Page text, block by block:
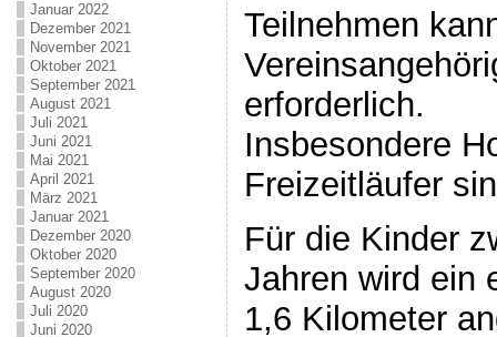
Januar 2022
Dezember 2021
November 2021
Oktober 2021
September 2021
August 2021
Juli 2021
Juni 2021
Mai 2021
April 2021
März 2021
Januar 2021
Dezember 2020
Oktober 2020
September 2020
August 2020
Juli 2020
Juni 2020
Teilnehmen
erforderlich.
Insbesondere
Freizeitläufer
Für die Kinder
Jahren wird ein
1,6 Kilometer